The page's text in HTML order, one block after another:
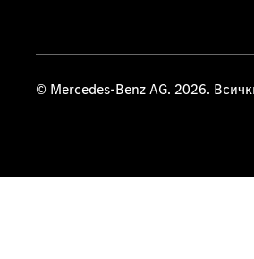
© Mercedes-Benz AG. 2026.